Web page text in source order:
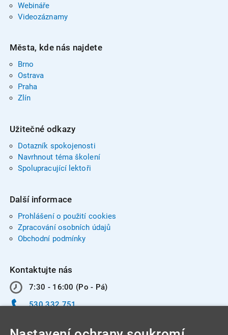
Webináře
Videozáznamy
Města, kde nás najdete
Brno
Ostrava
Praha
Zlín
Užitečné odkazy
Dotazník spokojenosti
Navrhnout téma školení
Spolupracující lektoři
Další informace
Prohlášení o použití cookies
Zpracování osobních údajů
Obchodní podmínky
Kontaktujte nás
7:30 - 16:00 (Po - Pá)
530 332 751